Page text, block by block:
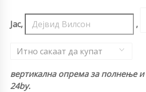
Јас, ,
Итно сакаат да купат
вертикална опрема за полнење
24by.